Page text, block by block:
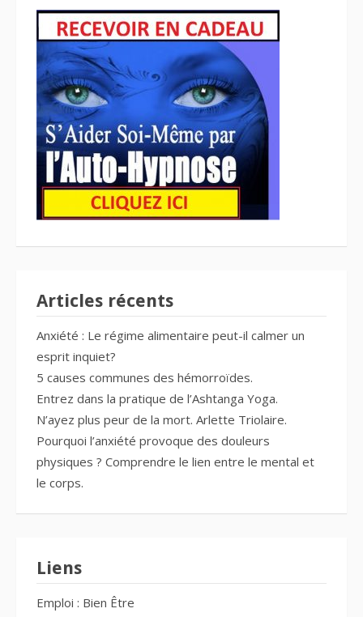
Articles récents
Anxiété : Le régime alimentaire peut-il calmer un
esprit inquiet?
5 causes communes des hémorroïdes.
Entrez dans la pratique de l’Ashtanga Yoga.
N’ayez plus peur de la mort. Arlette Triolaire.
Pourquoi l’anxiété provoque des douleurs
physiques ? Comprendre le lien entre le mental et
le corps.
Liens
Emploi : Bien Être